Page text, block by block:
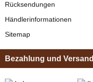
Rücksendungen
Händlerinformationen
Sitemap
Bezahlung und Versand